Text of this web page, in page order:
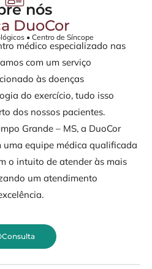
nós
DuoCor
• Centro de Síncope
médico especializado nas
com um serviço
às doenças
do exercício, tudo isso
dos nossos pacientes.
Grande – MS, a DuoCor
equipe médica qualificada
o intuito de atender às mais
um atendimento
Consulta